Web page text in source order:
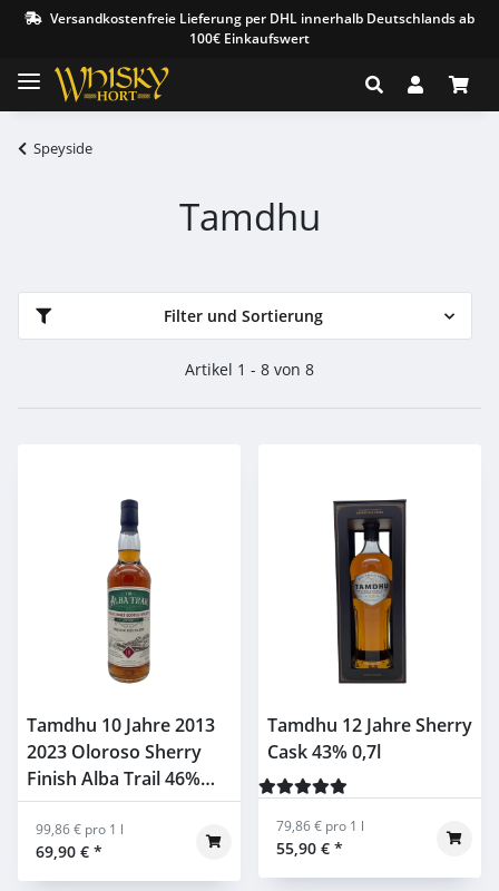
Versandkostenfreie Lieferung per DHL innerhalb Deutschlands ab
100€ Einkaufswert
Speyside
Tamdhu
Filter und Sortierung
Artikel 1 - 8 von 8
Tamdhu 10 Jahre 2013
2023 Oloroso Sherry
Finish Alba Trail 46%
0,7l
69,90 € *
99,86 € pro 1 l
Tamdhu 12 Jahre Sherry
Cask 43% 0,7l
55,90 € *
79,86 € pro 1 l